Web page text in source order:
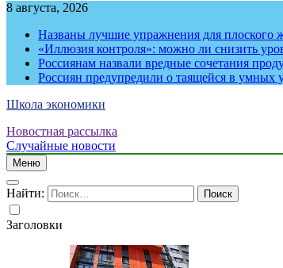
8 августа, 2026
Названы лучшие упражнения для плоского
«Иллюзия контроля»: можно ли снизить
Россиянам назвали вредные сочетания
Россиян предупредили о таящейся в умных
Школа экономики
Новостная рассылка
Случайные новости
Меню
Найти:
Заголовки